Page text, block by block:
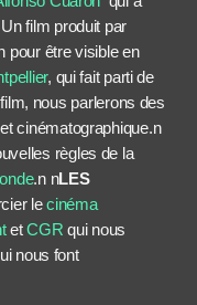
film produit par
pour être visible en
, qui fait parti de
nous parlerons des
cinématographique.n
règles de la
.n nLES
lecinéma
etCGR qui nous
nous font